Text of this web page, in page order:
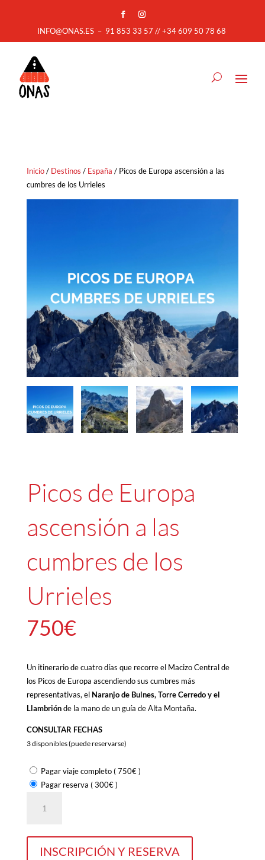
INFO@ONAS.ES – 91 853 33 57 // +34 609 50 78 68
Inicio/ Destinos / España / Picos de Europa ascensión a las
cumbres de los Urrieles
Picos de Europa
ascensión a las
cumbres de los
Urrieles
750€
Un itinerario de cuatro días que recorre el Macizo Central de
los Picos de Europa ascendiendo sus cumbres más
representativas, el Naranjo de Bulnes, Torre Cerredo y el
Llambriónde la mano de un guía de Alta Montaña.
CONSULTAR FECHAS
3 disponibles (puede reservarse)
Pagar viaje completo(750€)
Pagar reserva (300€)
ascensión
INSCRIPCIÓN Y RESERVA